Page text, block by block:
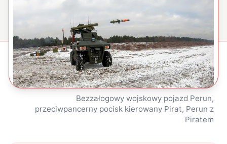
Bezzałogowy wojskowy pojazd Perun,
przeciwpancerny pocisk kierowany Pirat, Perun z
Piratem